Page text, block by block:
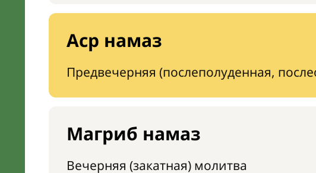
Аср намаз
Предвечерняя (послеполуденная,
Магриб намаз
Вечерняя (закатная) молитва